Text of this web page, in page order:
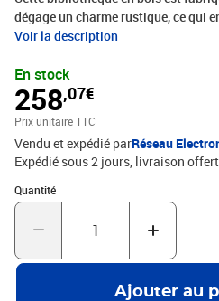
dégage un charme rustique, ce qui
intemporel à votre bureau ou salon.
durable et robuste. L'étagère en bois
minimum d'entretien et la belle
charme rustique. Les étagères
garder vos collections de livres, les
ordre parfait. Avec un design
bibliothèque peut également être
décoratifs, des cadres photo, etc.
bascule, ce produit doit être utilisé
murale fourni.Matériau : bois de
P x H)L'assemblage est
plus de détails sur la façon
Voir la description
En stock
258,07€
Prix unitaire TTC
Vendu et expédié parRéseau
Expédié sous 2 jours livraison
Quantité
Quantité : 1
Ajouter au